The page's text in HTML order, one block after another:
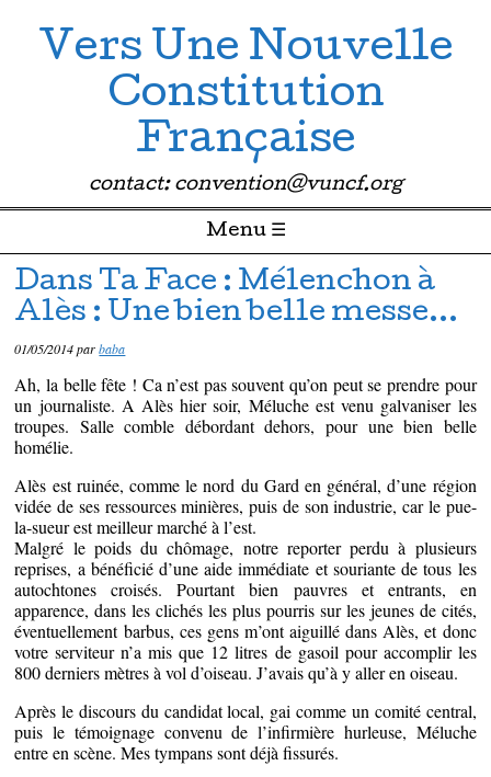
Vers Une Nouvelle
Constitution
Française
contact: convention@vuncf.org
Menu ☰
Passer directement au contenu
Dans Ta Face : Mélenchon à
Alès : Une bien belle messe…
01/05/2014parbaba
Ah, la belle fête ! Ca n’est pas souvent qu’on peut se prendre pour
un journaliste. A Alès hier soir, Méluche est venu galvaniser les
troupes. Salle comble débordant dehors, pour une bien belle
homélie.
Alès est ruinée, comme le nord du Gard en général, d’une région
vidée de ses ressources minières, puis de son industrie, car le pue-
la-sueur est meilleur marché à l’est.
Malgré le poids du chômage, notre reporter perdu à plusieurs
reprises, a bénéficié d’une aide immédiate et souriante de tous les
autochtones croisés. Pourtant bien pauvres et entrants, en
apparence, dans les clichés les plus pourris sur les jeunes de cités,
éventuellement barbus, ces gens m’ont aiguillé dans Alès, et donc
votre serviteur n’a mis que 12 litres de gasoil pour accomplir les
800 derniers mètres à vol d’oiseau. J’avais qu’à y aller en oiseau.
Après le discours du candidat local, gai comme un comité central,
puis le témoignage convenu de l’infirmière hurleuse, Méluche
entre en scène. Mes tympans sont déjà fissurés.